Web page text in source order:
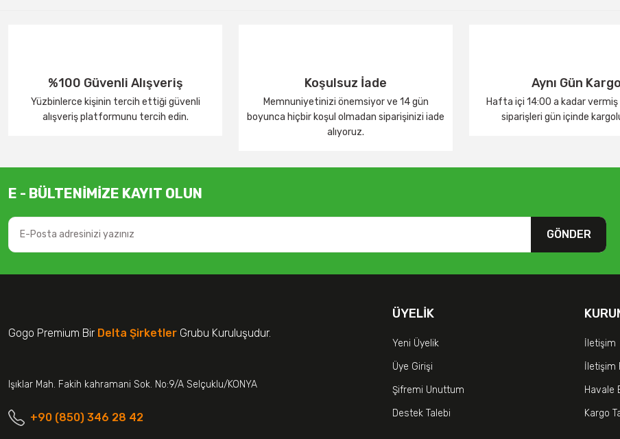
%100 Güvenli Alışveriş
Yüzbinlerce kişinin tercih ettiği güvenli
alışveriş platformunu tercih edin.
Koşulsuz İade
Memnuniyetinizi önemsiyor ve 14 gün
boyunca hiçbir koşul olmadan siparişinizi iade
alıyoruz.
Aynı Gün Kargo
Hafta içi 14:00 a kadar
siparişleri gün içinde
E - BÜLTENİMİZE KAYIT OLUN
GÖNDER
Gogo Premium Bir Delta Şirketler Grubu Kuruluşudur.
Işıklar Mah. Fakih kahramani Sok. No:9/A Selçuklu/KONYA
+90 (850) 346 28 42
ÜYELIK
Yeni Üyelik
Üye Girişi
Şifremi Unuttum
Destek Talebi
İletişim
İletişim
Havale
Kargo